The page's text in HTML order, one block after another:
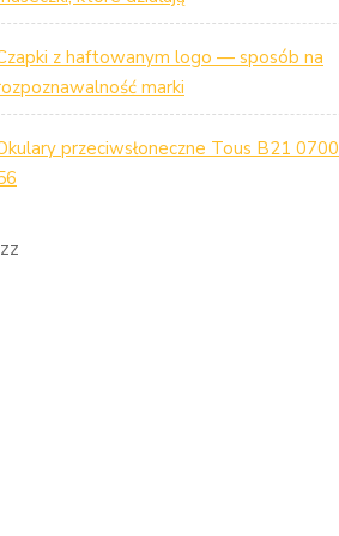
z haftowanym logo — sposób na
marki
przeciwsłoneczne Tous B21 0700